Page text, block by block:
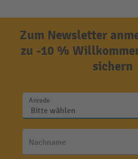
Zum Newsletter
zu -10 %
sichern
Anrede
Nachname